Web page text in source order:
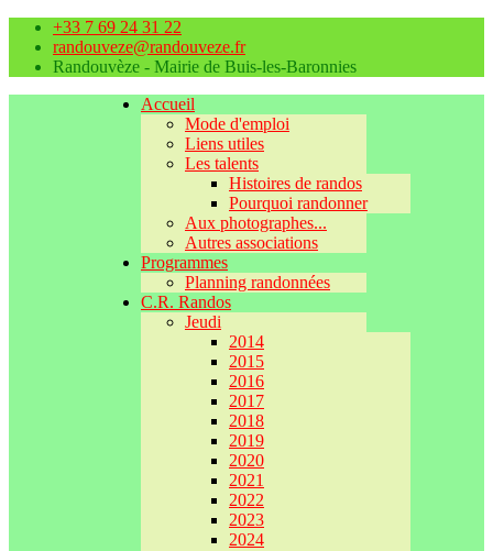
+33 7 69 24 31 22
randouveze@randouveze.fr
Randouvèze - Mairie de Buis-les-Baronnies
Accueil
Mode d'emploi
Liens utiles
Les talents
Histoires de randos
Pourquoi randonner
Aux photographes...
Autres associations
Programmes
Planning randonnées
C.R. Randos
Jeudi
2014
2015
2016
2017
2018
2019
2020
2021
2022
2023
2024